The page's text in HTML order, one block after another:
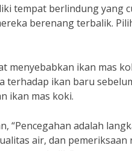
tempat berlindung yang
berenang terbalik.
menyebabkan ikan mas
ikan baru
ikan mas koki.
“Pencegahan adalah
air, dan